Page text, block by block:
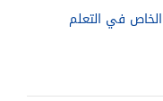
في التعلم